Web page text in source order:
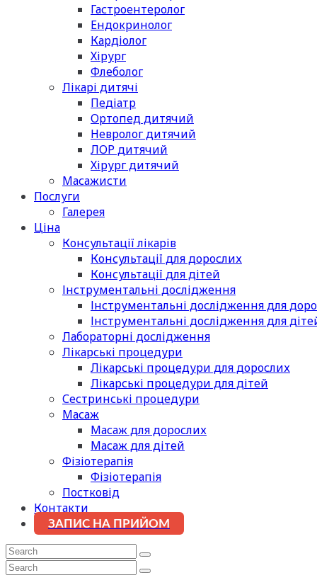
Гастроентеролог
Ендокринолог
Кардіолог
Хірург
Флеболог
Лікарі дитячі
Педіатр
Ортопед дитячий
Невролог дитячий
ЛОР дитячий
Хірург дитячий
Масажисти
Послуги
Галерея
Ціна
Консультації лікарів
Консультації для дорослих
Консультації для дітей
Інструментальні дослідження
Інструментальні дослідження для
Інструментальні дослідження для
Лабораторні дослідження
Лікарські процедури
Лікарські процедури для дорослих
Лікарські процедури для дітей
Сестринські процедури
Масаж
Масаж для дорослих
Масаж для дітей
Фізіотерапія
Фізіотерапія
Постковід
Контакти
ЗАПИС НА ПРИЙОМ